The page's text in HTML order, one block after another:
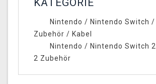
KATEGORIE
Nintendo / Nintendo Switch /
Zubehör / Kabel
Nintendo / Nintendo Switch 2
2 Zubehör